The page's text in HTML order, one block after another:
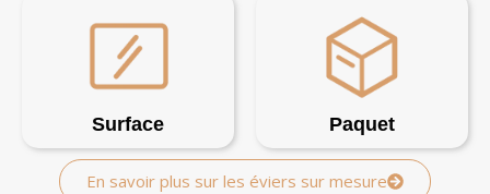
Surface Paquet
En savoir plus sur les éviers sur mesure